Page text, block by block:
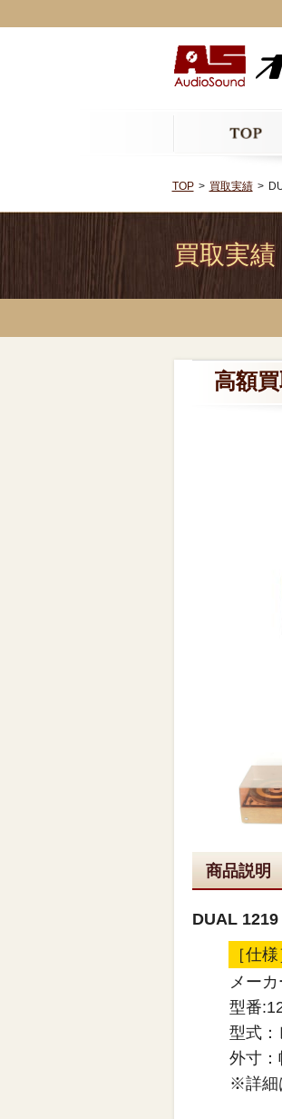
TOP 買取実績
買取実績
高額
商品説明
DUAL
［仕様
メー
型番
型式
外寸
※詳細